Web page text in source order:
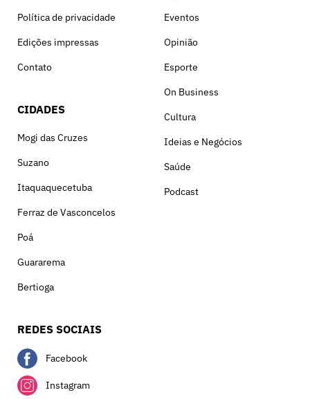
Política de privacidade
Edições impressas
Contato
CIDADES
Mogi das Cruzes
Suzano
Itaquaquecetuba
Ferraz de Vasconcelos
Poá
Guararema
Bertioga
Eventos
Opinião
Esporte
On Business
Cultura
Ideias e Negócios
Saúde
Podcast
REDES SOCIAIS
Facebook
Instagram